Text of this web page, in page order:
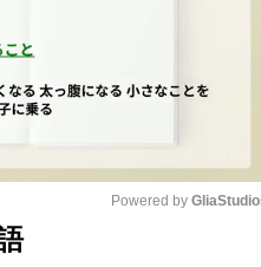
Powered by